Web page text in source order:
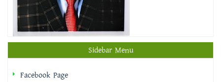
Sidebar Menu
Facebook Page